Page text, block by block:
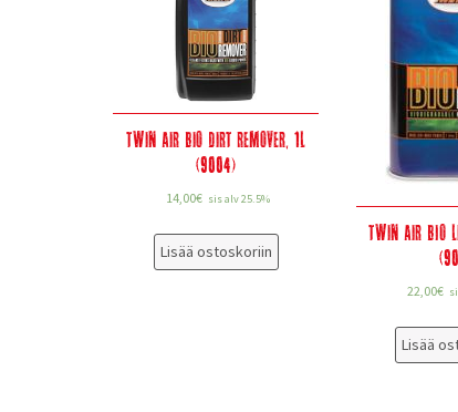
Twin Air Bio Dirt Remover, 1L
(9004)
14,00€ sis alv 25.5%
Lisää ostoskoriin
Twin Air BIO
22,00€
Lisää